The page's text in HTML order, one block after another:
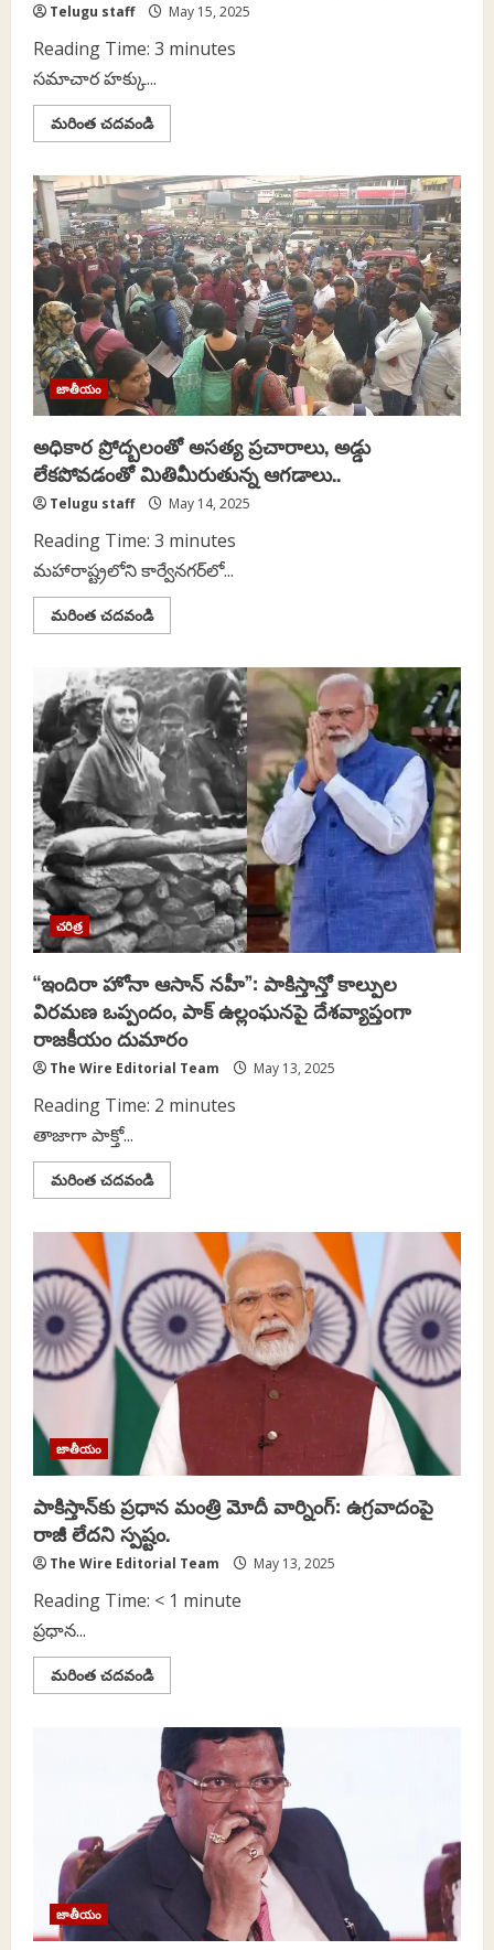
Telugu staff May 15, 2025
Reading Time: 3 minutes
సమాచార హక్కు...
మరింత చదవండిRead
more
చట్టం
ఇవ్వమంటుంది..
గోప్యత
చట్టం
వద్దంటుంది..
జాతీయం
అధికార ప్రోద్బలంతో అసత్య ప్రచారాలు, అడ్డు
లేకపోవడంతో మితిమీరుతున్న ఆగడాలు..
Telugu staff May 14, 2025
Reading Time: 3 minutes
మహారాష్ట్రలోని కార్వేనగర్‌లో...
మరింత చదవండిRead
more
ప్రోద్బలంతో
అసత్య
ప్రచారాలు,
అడ్డు
లేకపోవడంతో
మితిమీరుతున్న
ఆగడాలు..
చరిత్ర
“ఇందిరా హోనా ఆసాన్ నహీ”: పాకిస్తాన్తో కాల్పుల
విర‌మ‌ణ ఒప్పందం, పాక్ ఉల్లంఘనపై దేశవ్యాప్తంగా
రాజ‌కీయం దుమారం
The Wire Editorial Team May 13, 2025
Reading Time: 2 minutes
తాజాగా పాక్తో...
మరింత చదవండిRead
more
నహీ”:
పాకిస్తాన్తో
కాల్పుల
విర‌మ‌ణ
ఒప్పందం,
పాక్
ఉల్లంఘనపై
దేశవ్యాప్తంగా
రాజ‌కీయం
దుమారం
జాతీయం
పాకిస్తాన్‌కు ప్రధాన మంత్రి మోదీ వార్నింగ్: ఉగ్రవాదంపై
రాజీ లేద‌ని స్ప‌ష్టం.
The Wire Editorial Team May 13, 2025
Reading Time: < 1 minute
ప్రధాన...
మరింత చదవండిRead
more
ప్రధాన
మంత్రి
మోదీ
వార్నింగ్:
ఉగ్రవాదంపై
రాజీ
లేద‌ని
స్ప‌ష్టం.
జాతీయం